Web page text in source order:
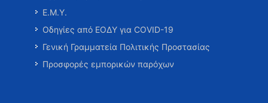
Ε.Μ.Υ.
Οδηγίες από ΕΟΔΥ για COVID-19
Γενική Γραμματεία Πολιτικής Προστασίας
Προσφορές εμπορικών παρόχων